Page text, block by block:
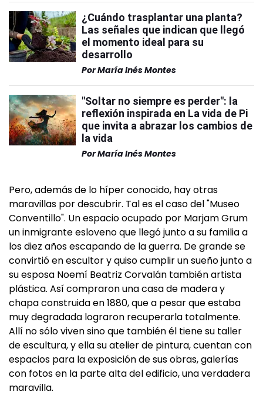
¿Cuándo trasplantar una planta?
Las señales que indican que llegó
el momento ideal para su
desarrollo
PorMaría Inés Montes
"Soltar no siempre es perder": la
reflexión inspirada en La vida de Pi
que invita a abrazar los cambios de
la vida
PorMaría Inés Montes
Pero, además de lo híper conocido, hay otras
maravillas por descubrir. Tal es el caso del "Museo
Conventillo". Un espacio ocupado por Marjam Grum
un inmigrante esloveno que llegó junto a su familia a
los diez años escapando de la guerra. De grande se
convirtió en escultor y quiso cumplir un sueño junto a
su esposa Noemí Beatriz Corvalán también artista
plástica. Así compraron una casa de madera y
chapa construida en 1880, que a pesar que estaba
muy degradada lograron recuperarla totalmente.
Allí no sólo viven sino que también él tiene su taller
de escultura, y ella su atelier de pintura, cuentan con
espacios para la exposición de sus obras, galerías
con fotos en la parte alta del edificio, una verdadera
maravilla.